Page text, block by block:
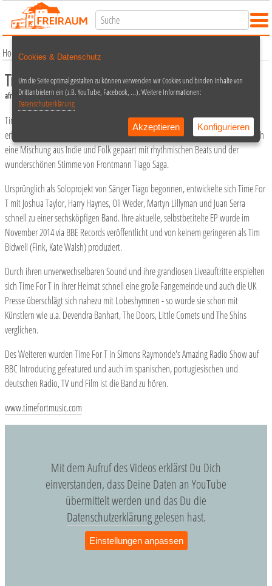
Home Termine Konzert
Time for T (UK)
afrobeat, indie, folk and rock & roll
Time For T aus Brighton werden in ihrer Heimat zur Zeit als eine der
erfolgversprechendsten Newcomer überhaupt gehandelt. Ihr Sound besticht durch
eine Mischung aus Indie und Folk gepaart mit rhythmischen Beats und der
wunderschönen Stimme von Frontmann Tiago Saga.
Ursprünglich als Soloprojekt von Sänger Tiago begonnen, entwickelte sich Time For
T mit Joshua Taylor, Harry Haynes, Oli Weder, Martyn Lillyman und Juan Serra
schnell zu einer sechsköpfigen Band. Ihre aktuelle, selbstbetitelte EP wurde im
November 2014 via BBE Records veröffentlicht und von keinem geringeren als Tim
Bidwell (Fink, Kate Walsh) produziert.
Durch ihren unverwechselbaren Sound und ihre grandiosen Liveauftritte erspielten
sich Time For T in ihrer Heimat schnell eine große Fangemeinde und auch die UK
Presse überschlägt sich nahezu mit Lobeshymnen - so wurde sie schon mit
Künstlern wie u.a. Devendra Banhart, The Doors, Little Comets und The Shins
verglichen.
Des Weiteren wurden Time For T in Simons Raymonde's Amazing Radio Show auf
BBC Introducing gefeatured und auch im spanischen, portugiesischen und
deutschen Radio, TV und Film ist die Band zu hören.
www.timefortmusic.com
Mit dem Aufruf des Videos erklärst Du Dich
einverstanden, dass Deine Daten an YouTube
übermittelt werden und das Du die
Datenschutzerklärunggelesen hast.
Einstellungen anpassen
Cookies & Datenschutz
Um die Seite optimal gestalten zu können verwenden wir Cookies und binden Inhalte von
Drittanbietern ein (z.B. YouTube, Facebook, ...). Weitere Informationen:
Datenschutzerklärung
Akzeptieren Konfigurieren